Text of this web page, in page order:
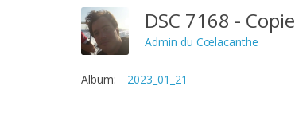
DSC 7168 - Copie
Admin du Cœlacanthe
Album: 2023_01_21